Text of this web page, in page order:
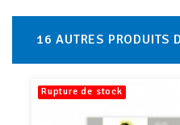
16 AUTRES PRODUITS